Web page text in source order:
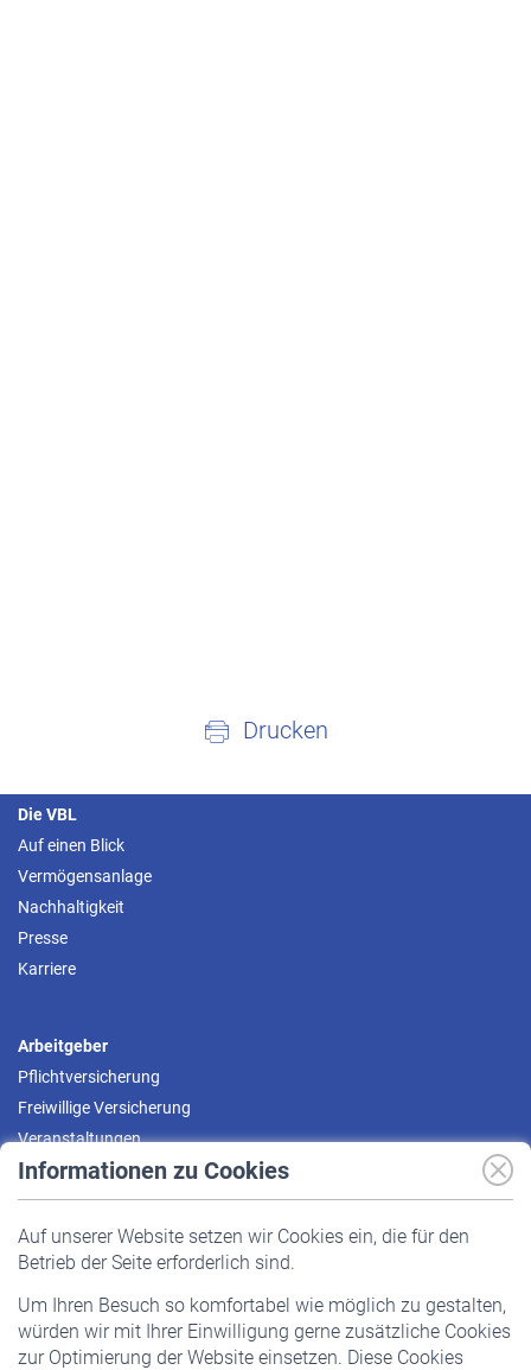
Informationen zu Cookies
Auf unserer Website setzen wir Cookies ein, die für den
Betrieb der Seite erforderlich sind.
Um Ihren Besuch so komfortabel wie möglich zu gestalten,
würden wir mit Ihrer Einwilligung gerne zusätzliche Cookies
zur Optimierung der Website einsetzen. Diese Cookies
Drucken
Die VBL
Auf einen Blick
Vermögensanlage
Nachhaltigkeit
Presse
Karriere
Arbeitgeber
Pflichtversicherung
Freiwillige Versicherung
Veranstaltungen
Pflichtversicherung
Staatliche Förderung
Veranstaltungen